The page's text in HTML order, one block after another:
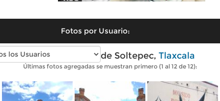
Fotos por Usuario:
Fotos modernas de Soltepec, Tlaxcala
Últimas fotos agregadas se muestran primero (1 al 12 de 12):